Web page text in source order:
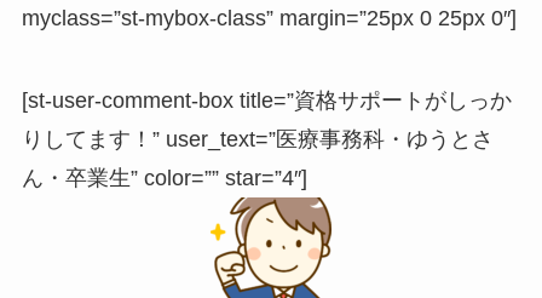
myclass=”st-mybox-class” margin=”25px 0 25px 0″]
[st-user-comment-box title=”資格サポートがしっか
りしてます！” user_text=”医療事務科・ゆうとさ
ん・卒業生” color=”” star=”4″]